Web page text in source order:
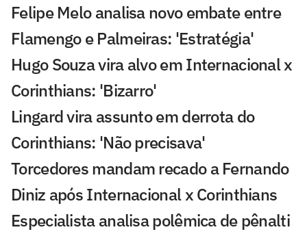
Felipe Melo analisa novo embate entre
Flamengo e Palmeiras: 'Estratégia'
Hugo Souza vira alvo em Internacional x
Corinthians: 'Bizarro'
Lingard vira assunto em derrota do
Corinthians: 'Não precisava'
Torcedores mandam recado a Fernando
Diniz após Internacional x Corinthians
Especialista analisa polêmica de pênalti